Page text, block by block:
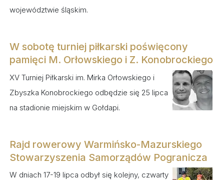
województwie śląskim.
W sobotę turniej piłkarski poświęcony
pamięci M. Orłowskiego i Z. Konobrockiego
XV Turniej Piłkarski im. Mirka Orłowskiego i
Zbyszka Konobrockiego odbędzie się 25 lipca
na stadionie miejskim w Gołdapi.
Rajd rowerowy Warmińsko-Mazurskiego
Stowarzyszenia Samorządów Pogranicza
W dniach 17-19 lipca odbył się kolejny, czwarty